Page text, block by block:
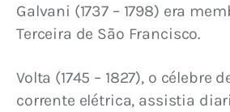
Galvani (1737 – 1798) era
Terceira de São Francisco.
Volta (1745 – 1827), o célebre
corrente elétrica, assistia